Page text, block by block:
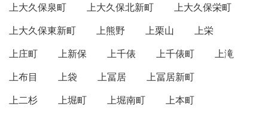
上大久保泉町
上大久保北新町
上大久保栄町
上大久保東新町
上熊野 上栗山
上栄
上庄町
上新保 上千俵 上千俵町
上滝
上布目
上袋 上冨居
上冨居新町
上二杉
上堀町 上堀南町
上本町